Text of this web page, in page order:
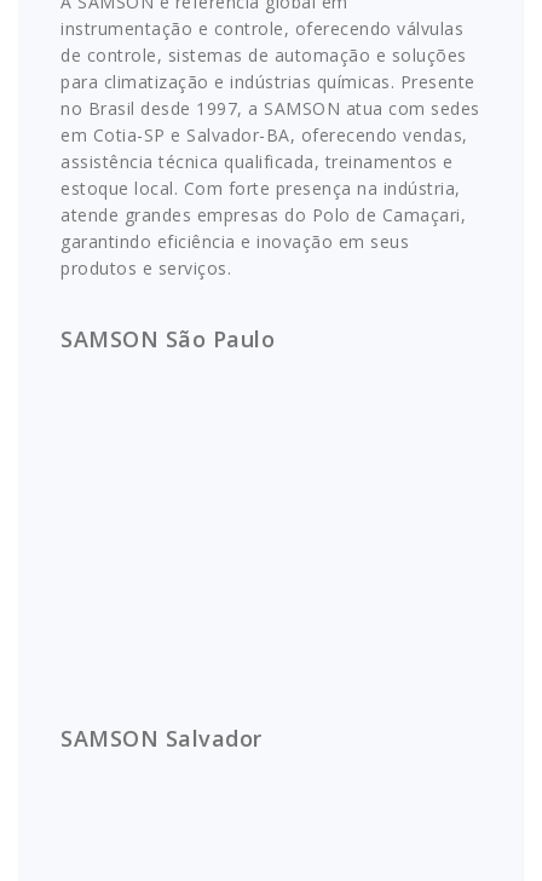
instrumentação e controle, oferecendo válvulas
de controle, sistemas de automação e soluções
para climatização e indústrias químicas. Presente
no Brasil desde 1997, a SAMSON atua com sedes
em Cotia-SP e Salvador-BA, oferecendo vendas,
assistência técnica qualificada, treinamentos e
estoque local. Com forte presença na indústria,
atende grandes empresas do Polo de Camaçari,
garantindo eficiência e inovação em seus
produtos e serviços.
SAMSON São Paulo
SAMSON Salvador